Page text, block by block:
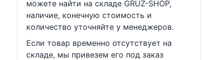
можете найти на складе GRUZ-SHOP,
наличие, конечную стоимость и
количество уточняйте у менеджеров.
Если товар временно отсутствует на
складе, мы привезем его под заказ